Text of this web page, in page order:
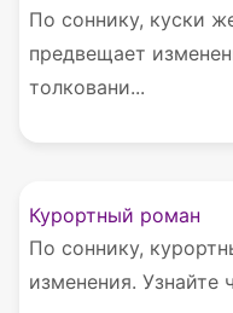
По соннику, куски
предвещает
толковани...
Курортный роман
По соннику,
изменения. Узнайте